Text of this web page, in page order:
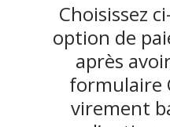
Choisissez
option de
après
formulaire
virement